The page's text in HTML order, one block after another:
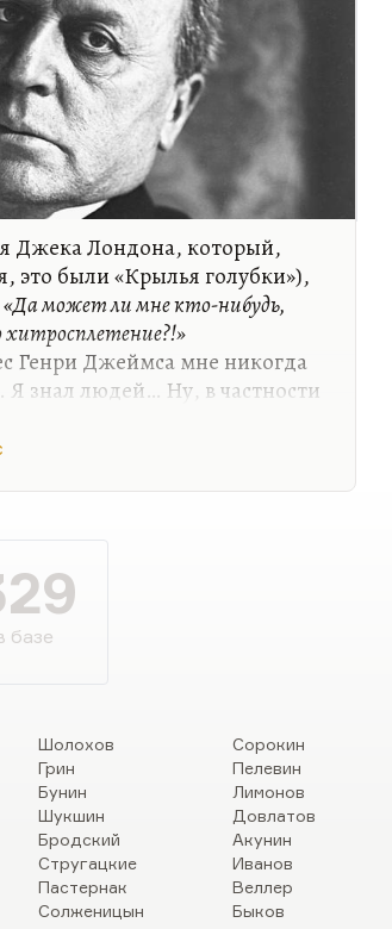
Джека Лондона, который,
это были «Крылья голубки»),
«Да может ли мне кто-нибудь,
хитросплетение?!»
Генри Джеймса мне никогда
знал людей… Ну, в частности
к сожалению, этого
потому что… не только
что там, что ли,
проблема. Во-первых, он
базе
Шолохов
Грин
Бунин
Шукшин
Бродский
Стругацкие
Пастернак
Солженицын
Сорокин
Пелевин
Лимонов
Довлатов
Акунин
Иванов
Веллер
Быков